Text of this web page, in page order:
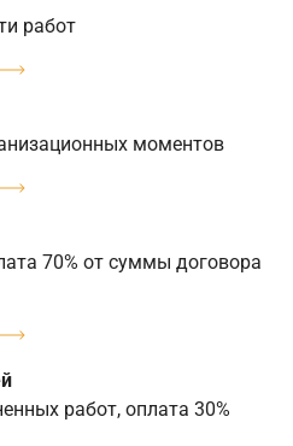
работ
моментов
70% от суммы договора
работ, оплата 30%